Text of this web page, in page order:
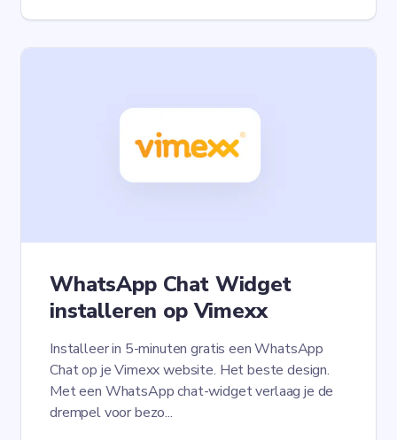
WhatsApp Chat Widget
installeren op Vimexx
Installeer in 5-minuten gratis een WhatsApp
Chat op je Vimexx website. Het beste design.
Met een WhatsApp chat-widget verlaag je de
drempel voor bezo...